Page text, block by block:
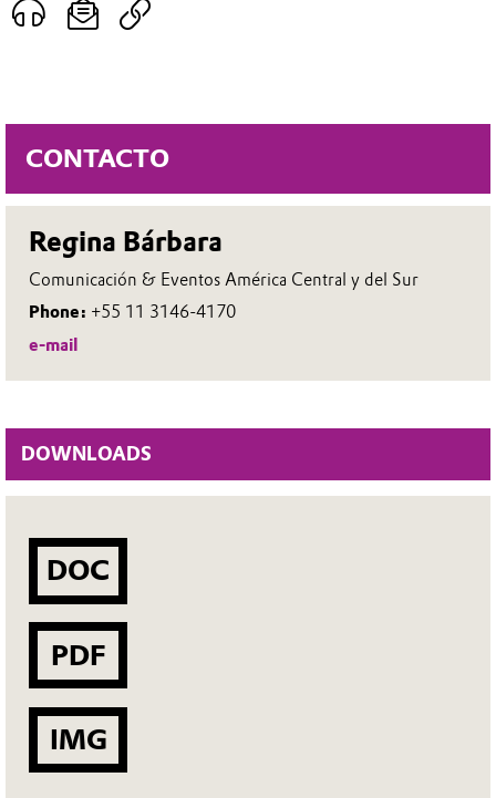
CONTACTO
Regina Bárbara
Comunicación & Eventos América Central y del Sur
Phone: +55 11 3146-4170
e-mail
DOWNLOADS
DOC
PDF
IMG